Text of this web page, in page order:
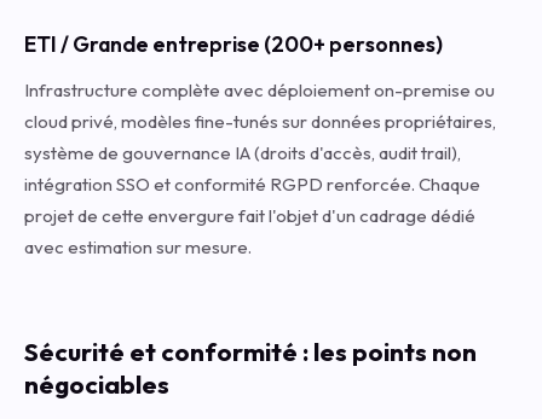
ETI / Grande entreprise (200+ personnes)
Infrastructure complète avec déploiement on-premise ou
cloud privé, modèles fine-tunés sur données propriétaires,
système de gouvernance IA (droits d'accès, audit trail),
intégration SSO et conformité RGPD renforcée. Chaque
projet de cette envergure fait l'objet d'un cadrage dédié
avec estimation sur mesure.
Sécurité et conformité : les points non
négociables